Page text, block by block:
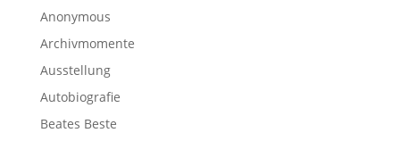
Anonymous
Archivmomente
Ausstellung
Autobiografie
Beates Beste